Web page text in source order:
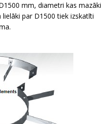
mm, diametri kas mazāki
par D1500 tiek izskatīti